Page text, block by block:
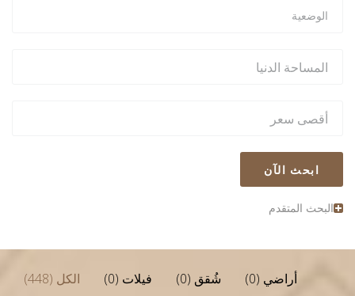
ابحث الآن
البحث المتقدم
الكل (448) فيلات (0) شُقق (0)
أراضي (0)